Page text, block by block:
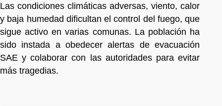
Las condiciones climáticas adversas, viento, calor
y baja humedad dificultan el control del fuego, que
sigue activo en varias comunas. La población ha
sido instada a obedecer alertas de evacuación
SAE y colaborar con las autoridades para evitar
más tragedias.